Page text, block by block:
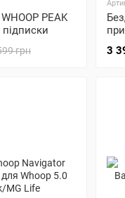
PEAK
підписки
грн 3